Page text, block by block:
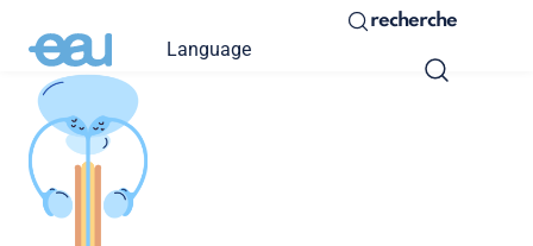
Language
recherche